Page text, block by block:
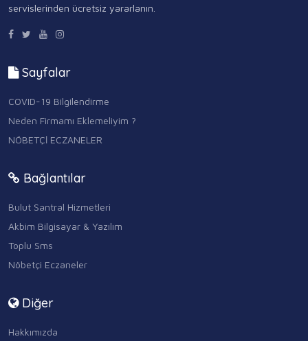
servislerinden ücretsiz yararlanın.
Sayfalar
COVID-19 Bilgilendirme
Neden Firmamı Eklemeliyim ?
NÖBETÇİ ECZANELER
Bağlantılar
Bulut Santral Hizmetleri
Akbim Bilgisayar & Yazılım
Toplu Sms
Nöbetçi Eczaneler
Diğer
Hakkımızda